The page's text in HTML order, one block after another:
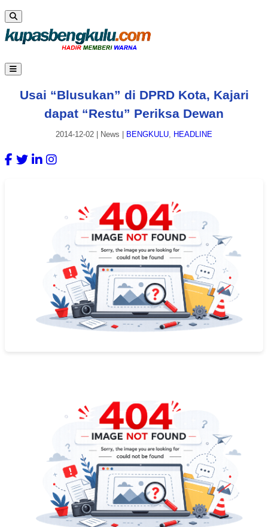
Usai “Blusukan” di DPRD Kota, Kajari
dapat “Restu” Periksa Dewan
2014-12-02 News BENGKULU, HEADLINE